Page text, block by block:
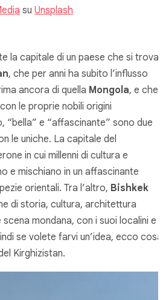
su Unsplash
la capitale di un paese che si trova
, che per anni ha subito l’influsso
ancora di quella Mongola, e che
le proprie nobili origini
“bella” e “affascinante” sono due
le uniche. La capitale del
in cui millenni di cultura e
e mischiano in un affascinante
orientali. Tra l’altro, Bishkek
di storia, cultura, architettura
mondana, con i suoi localini e
se volete farvi un’idea, ecco cosa
Kirghizistan.